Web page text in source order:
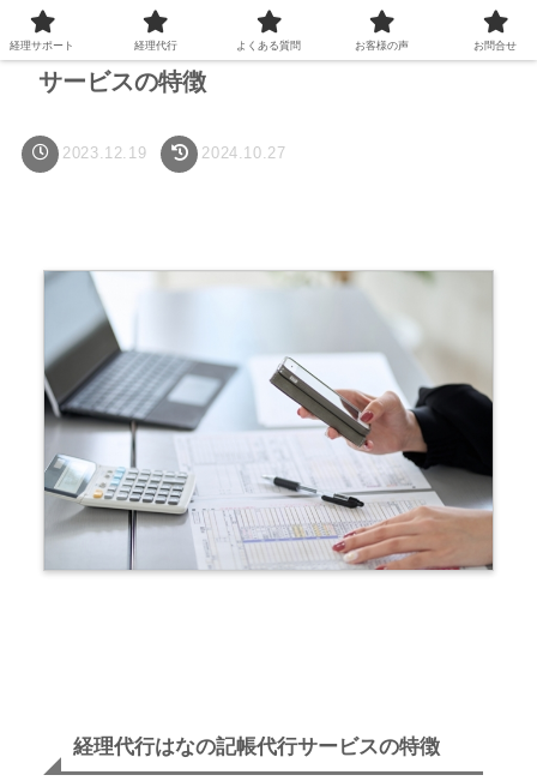
サービスの特徴
2023.12.19 2024.10.27
経理代行はなの記帳代行サービスの特徴
経理サポート 経理代行 よくある質問 お客様の声 お問合せ